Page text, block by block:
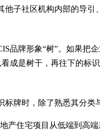
他子社区机构内部的导引
品牌形象“树”。如果把
成是树干，再往下的标
标牌时，除了熟悉其分
产住宅项目从低端到高